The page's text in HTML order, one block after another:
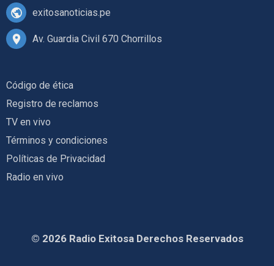
exitosanoticias.pe
Av. Guardia Civil 670 Chorrillos
Código de ética
Registro de reclamos
TV en vivo
Términos y condiciones
Políticas de Privacidad
Radio en vivo
© 2026 Radio Exitosa Derechos Reservados